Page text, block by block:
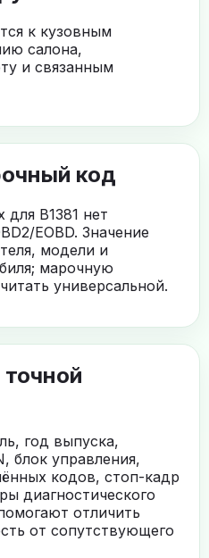
к кузовным
салона,
и связанным
код
B1381 нет
EOBD. Значение
модели и
марочную
универсальной.
год выпуска,
блок управления,
кодов, стоп-кадр
диагностического
отличить
от сопутствующего